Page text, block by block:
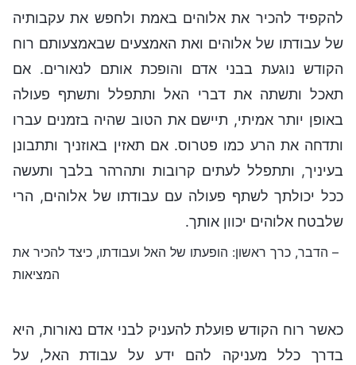
להקפיד להכיר את אלוהים באמת ולחפש את עקבותיה
של עבודתו של אלוהים ואת האמצעים שבאמצעותם רוח
הקודש נוגעת בבני אדם והופכת אותם לנאורים. אם
תאכל ותשתה את דברי האל ותתפלל ותשתף פעולה
באופן יותר אמיתי, תיישם את הטוב שהיה בזמנים עברו
ותדחה את הרע כמו פטרוס. אם תאזין באוזניך ותתבונן
בעיניך, ותתפלל לעתים קרובות ותהרהר בלבך ותעשה
ככל יכולתך לשתף פעולה עם עבודתו של אלוהים, הרי
שלבטח אלוהים יכוון אותך.
– הדבר, כרך ראשון: הופעתו של האל ועבודתו, כיצד להכיר את
המציאות
כאשר רוח הקודש פועלת להעניק לבני אדם נאורות, היא
בדרך כלל מעניקה להם ידע על עבודת האל, על